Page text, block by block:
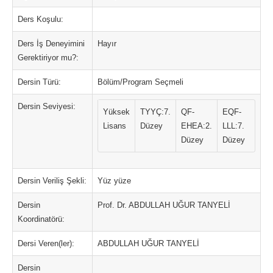
Ders Koşulu:
Ders İş Deneyimini
Gerektiriyor mu?:
Hayır
Dersin Türü: Bölüm/Program Seçmeli
Dersin Seviyesi:
Yüksek
Lisans
TYYÇ:7.
Düzey
QF-
EHEA:2.
Düzey
EQF-
LLL:7.
Düzey
Dersin Veriliş Şekli: Yüz yüze
Dersin
Koordinatörü:
Prof. Dr. ABDULLAH UĞUR TANYELİ
Dersi Veren(ler): ABDULLAH UĞUR TANYELİ
Dersin